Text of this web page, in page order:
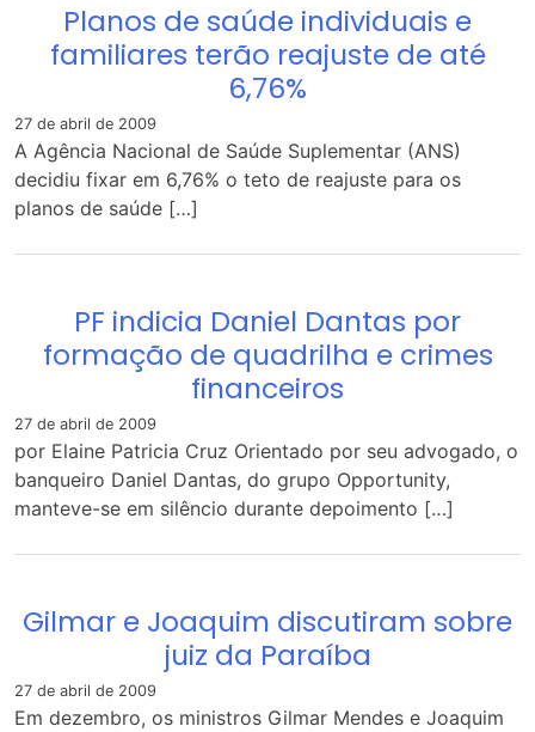
Planos de saúde individuais e
familiares terão reajuste de até
6,76%
27 de abril de 2009
A Agência Nacional de Saúde Suplementar (ANS)
decidiu fixar em 6,76% o teto de reajuste para os
planos de saúde […]
PF indicia Daniel Dantas por
formação de quadrilha e crimes
financeiros
27 de abril de 2009
por Elaine Patricia Cruz Orientado por seu advogado, o
banqueiro Daniel Dantas, do grupo Opportunity,
manteve-se em silêncio durante depoimento […]
Gilmar e Joaquim discutiram sobre
juiz da Paraíba
27 de abril de 2009
Em dezembro, os ministros Gilmar Mendes e Joaquim